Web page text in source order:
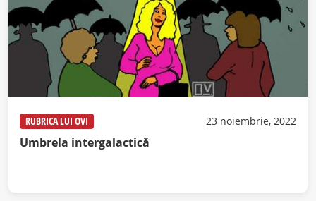
RUBRICA LUI OVI 23 noiembrie, 2022
Umbrela intergalactică